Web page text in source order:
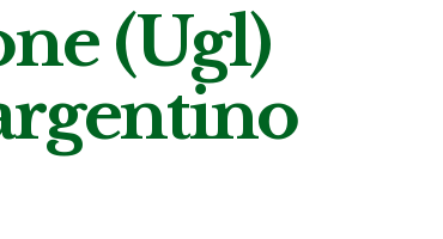
(Ugl)